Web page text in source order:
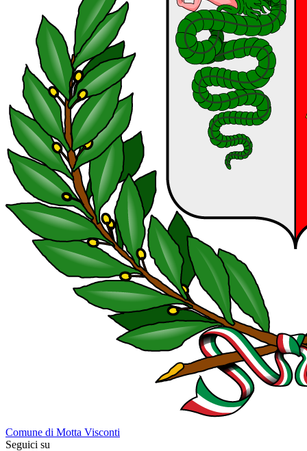
Comune di Motta Visconti
Seguici su